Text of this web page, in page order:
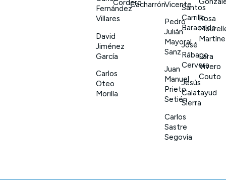
Fernández
Villares
David
Jiménez
García
Carlos
Oteo
Morilla
CorderoCacharrónVicente
Pedro
Julián
Mayoral
Sanz
Juan
Manuel
Prieto
Setién
Carlos
Sastre
Segovia
Santos
Carrillo
Baracaldo
José
Rábago
Cervera
Jesús
Calatayud
Sierra
Rosa
Lara
Vivero
Couto